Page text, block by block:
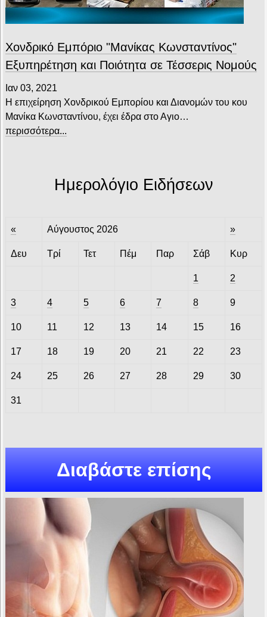
Χονδρικό Εμπόριο "Μανίκας Κωνσταντίνος"
Εξυπηρέτηση και Ποιότητα σε Τέσσερις Νομούς
Ιαν 03, 2021
Η επιχείρηση Χονδρικού Εμπορίου και Διανομών του κου
Μανίκα Κωνσταντίνου, έχει έδρα στο Αγιο…
περισσότερα...
Ημερολόγιο Ειδήσεων
« Αύγουστος 2026 »
Δευ Τρί Τετ Πέμ Παρ Σάβ Κυρ
1 2
3 4 5 6 7 8 9
10 11 12 13 14 15 16
17 18 19 20 21 22 23
24 25 26 27 28 29 30
31
Διαβάστε επίσης